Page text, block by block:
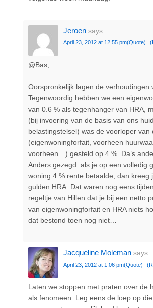
Jeroen says:
April 23, 2012 at 12:55 pm(Quote)
@Bas,
Oorspronkelijk lagen de verhoudingen
Tegenwoordig hebben we een
van 0.6 % als tegenhanger van HRA,
(bij invoering van de basis van ons
belastingstelsel) was de voorloper van
(eigenwoningforfait, voorheen
voorheen…) gesteld op 4 %. Da’s
Anders gezegd: als je op een volledig
woning 4 % rente betaalde, dan kreeg
gulden HRA. Dat waren nog eens
regeltje van Hillen dat je bij een netto
van eigenwoningforfait en HRA niets
dat bestond toen nog niet…
Jacqueline Moleman says:
April 23, 2012 at 1:06 pm(Quote)
Laten we stoppen met praten over de
als fenomeen. Leg eens de loep op